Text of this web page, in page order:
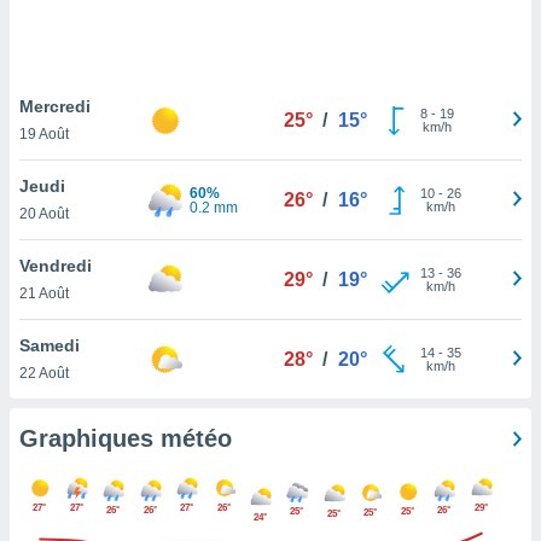
pas
de
cas,
que
sur le
que
ne
Mercredi
19 Août
25° / 15° 8- 19
km/h
Jeudi
20 Août
60%
0.2 mm
26° / 16° 10- 26
km/h
Vendredi
21 Août
29° / 19° 13- 36
km/h
Samedi
22 Août
28° / 20° 14- 35
km/h
Graphiques météo
27° 27° 26° 26° 27°
26°
24°
25° 25° 25° 25° 26° 29°